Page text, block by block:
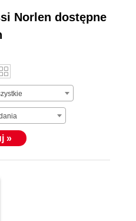
Norlen dostępne
»